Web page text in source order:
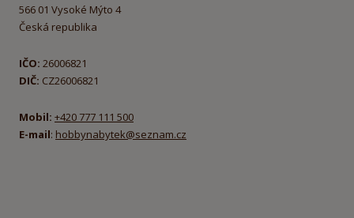
566 01 Vysoké Mýto 4
Česká republika
IČO: 26006821
DIČ: CZ26006821
Mobil: +420 777 111 500
E-mail: hobbynabytek@seznam.cz